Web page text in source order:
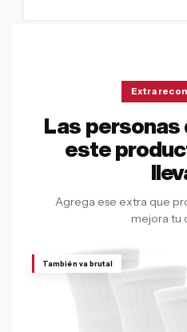
Extra
Las personas
este
Agrega ese extra que
mejora tu
También va brutal